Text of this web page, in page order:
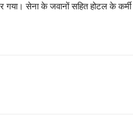
गया। सेना के जवानों सहित होटल के